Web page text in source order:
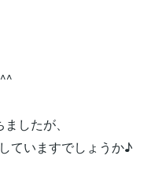
したが、
ていますでしょうか♪